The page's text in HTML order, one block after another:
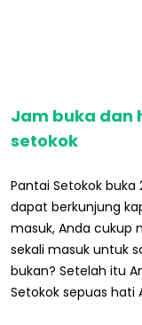
Jam buka dan
setokok
Pantai Setokok
dapat berkunjung
masuk, Anda cukup
sekali masuk untuk
bukan? Setelah itu
Setokok sepuas hati